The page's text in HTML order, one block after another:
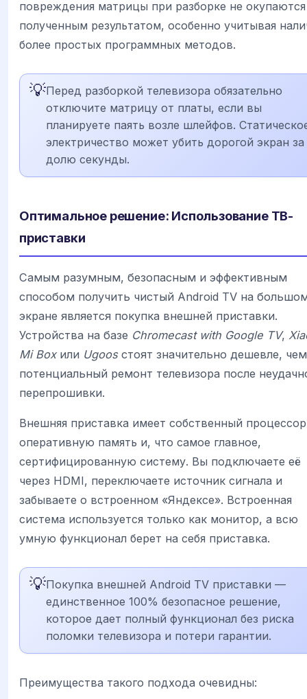
повреждения матрицы при разборке не окупаются
полученным результатом, особенно учитывая
более простых программных методов.
💡Перед разборкой телевизора обязательно
отключите матрицу от платы, если вы
планируете паять возле шлейфов.
электричество может убить дорогой экран за
долю секунды.
Оптимальное решение: Использование ТВ-
приставки
Самым разумным, безопасным и эффективным
способом получить чистый Android TV на
экране является покупка внешней приставки.
Устройства на базе Chromecast with Google TV,
Mi Boxили Ugoosстоят значительно дешевле, чем
потенциальный ремонт телевизора после
перепрошивки.
Внешняя приставка имеет собственный
оперативную память и, что самое главное,
сертифицированную систему. Вы подключаете её
через HDMI, переключаете источник сигнала и
забываете о встроенном «Яндексе». Встроенная
система используется только как монитор, а всю
умную функционал берет на себя приставка.
💡Покупка внешней Android TV приставки —
единственное 100% безопасное решение,
которое дает полный функционал без риска
поломки телевизора и потери гарантии.
Преимущества такого подхода очевидны: